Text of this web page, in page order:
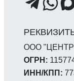
ООО
ОГРН:
ИНН/КПП: